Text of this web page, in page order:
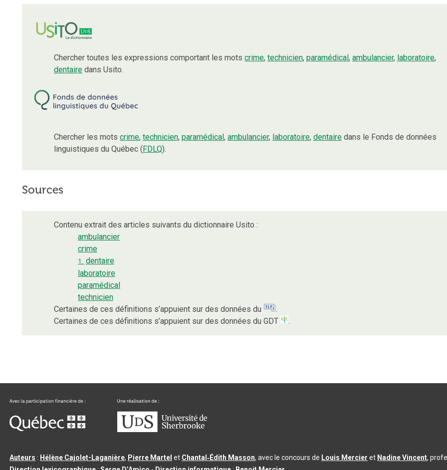
Chercher toutes les expressions comportant les mots crime, technicien, paramédical, ambulancier, laboratoire,
dentaire dans Usito.
Chercher les mots crime, technicien, paramédical, ambulancier, laboratoire, dentaire dans le Fonds de données
linguistiques du Québec (FDLQ).
Sources
Contenu extrait des articles suivants du dictionnaire Usito :
ambulancier
crime
1. dentaire
laboratoire
paramédical
technicien
Certaines de ces définitions s’appuient sur des données du
.
Certaines de ces définitions s’appuient sur des données du GDT
.
Auteurs : Hélène Cajolet-Laganière, Pierre Martel et Chantal‑Édith Masson, avec le concours de Louis Mercier et Nadine Vincent,